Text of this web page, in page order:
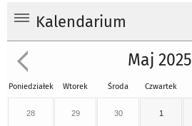
Kalendarium
Maj 2025
Poniedziałek Wtorek Środa Czwartek
28 29 30 1